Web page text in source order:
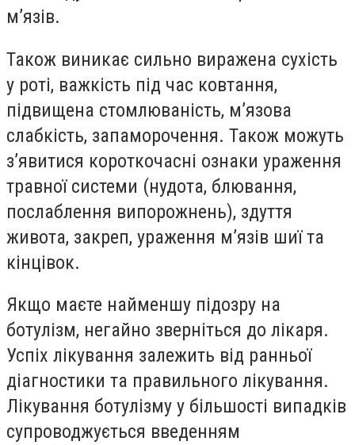
м’язів.
Також виникає сильно виражена сухість
у роті, важкість під час ковтання,
підвищена стомлюваність, м’язова
слабкість, запаморочення. Також можуть
з’явитися короткочасні ознаки ураження
травної системи (нудота, блювання,
послаблення випорожнень), здуття
живота, закреп, ураження м’язів шиї та
кінцівок.
Якщо маєте найменшу підозру на
ботулізм, негайно зверніться до лікаря.
Успіх лікування залежить від ранньої
діагностики та правильного лікування.
Лікування ботулізму у більшості випадків
супроводжується введенням